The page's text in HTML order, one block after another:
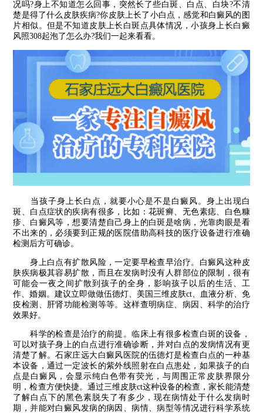
况吗?身上不知道怎么回事，突然长了些白斑、白点、白块?不清
楚是得了什么皮肤疾病?你皮肤上长了小白点，感觉和白癜风的图
片相似。但是不知道皮肤上长白斑点具体情况，小孩身上长白癜
风照308起泡了怎么办?我们一起来看看。
当孩子身上长白点，就要小心是不是白癜风。身上出现白
斑、白点症状的疾病有很多，比如：花斑癣、无色素痣、白色糠
疹、白癜风等，想要清楚自己身上的白斑是啥病，光靠肉眼是看
不出来的，必须要到正规的医院借助高科技的医疗设备进行准确
检测后方可确诊。
身上白点有扩散风险，一定要早检查早治疗。白癜风这种皮
肤疾病极其容易扩散，而且在发病时没有人群部位的限制，很有
可能会一夜之间扩散到孩子的全身，影响孩子以后的生活、工
作、婚姻。建议立即做做伍德灯、美国三维皮肤ct、血液分析、免
疫检测、肝肾功能检测等等。这样查明病症、病因、科学的治疗
效果好。
科学的检查是治疗的前提。临床上有很多检查白斑的设备，
可以对孩子身上的白点进行准确诊断，并对白点的发病情况有更
清楚了解。石家庄远大白癜风医院的伍德灯是检查白点的一种基
本设备，通过一定波长的紫外线照射在白点患处，如果孩子的白
点是白癜风，会显示纯白色带有荧光，与周围正常皮肤界限分
明，检查方便快捷。通过三维皮肤ct这种设备的检查，家长能清楚
了解白点下的黑色素脱失了有多少，现在病情处于什么发病时
期，并能对白癜风发病的病因、病情、病型等情况进行科学系统